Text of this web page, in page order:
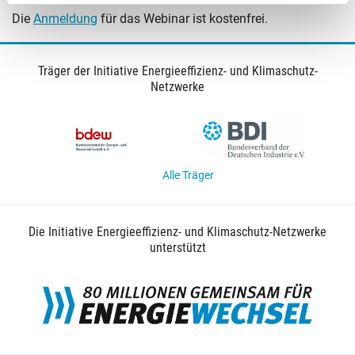
Die Anmeldung für das Webinar ist kostenfrei.
Träger der Initiative Energieeffizienz- und Klimaschutz-
Netzwerke
Alle Träger
Die Initiative Energieeffizienz- und Klimaschutz-Netzwerke
unterstützt